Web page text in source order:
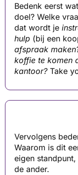
Bedenk eerst
doel? Welke
dat wordt je
hulp (bij een
afspraak
koffie te komen
kantoor?Take
Vervolgens
Waarom is dit
eigen
de ander.